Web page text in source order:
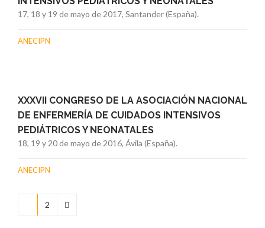
17, 18 y 19 de mayo de 2017, Santander (España).
ANECIPN
XXXVII CONGRESO DE LA ASOCIACIÓN NACIONAL
DE ENFERMERÍA DE CUIDADOS INTENSIVOS
PEDIÁTRICOS Y NEONATALES
18, 19 y 20 de mayo de 2016, Ávila (España).
ANECIPN
2